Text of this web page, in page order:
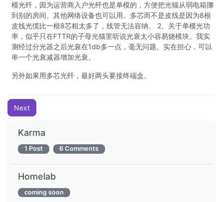
模光纤，因为运营商入户光纤也是单模的，方便把光猫从弱电箱挪
到别的房间。其他网络设备也可以用。多芯而不是皮线是因为8根
皮线光缆比一根8芯粗太多了，线管无法容纳。 2、关于单模光功
率，似乎只在FTTR的子母光猫里听说光衰太小容易烧模块。我实
测经过分光器之后光衰在1db多一点，毫无问题。实在担心，可以
串一个光衰减器增加光衰。
另外如果用多芯光纤，最好两头要接终端盒。
Next
Karma
1 Post 6 Comments
Homelab
coming soon